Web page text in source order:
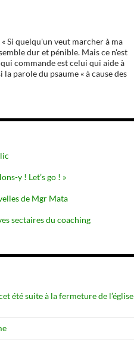
Si quelqu'un veut marcher à ma
dur et pénible. Mais ce n'est
commande est celui qui aide à
parole du psaume « à cause des
y ! Let’s go ! »
de Mgr Mata
sectaires du coaching
été suite à la fermeture de l’église